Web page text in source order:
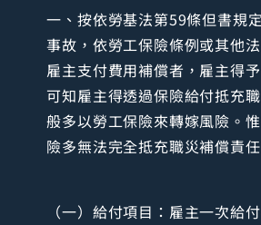
一、按依勞基法第59條但書規
事故，依勞工保險條例或其他
雇主支付費用補償者，雇主得
可知雇主得透過保險給付抵充
般多以勞工保險來轉嫁風險。
險多無法完全抵充職災補償責
（一）給付項目：雇主一次給